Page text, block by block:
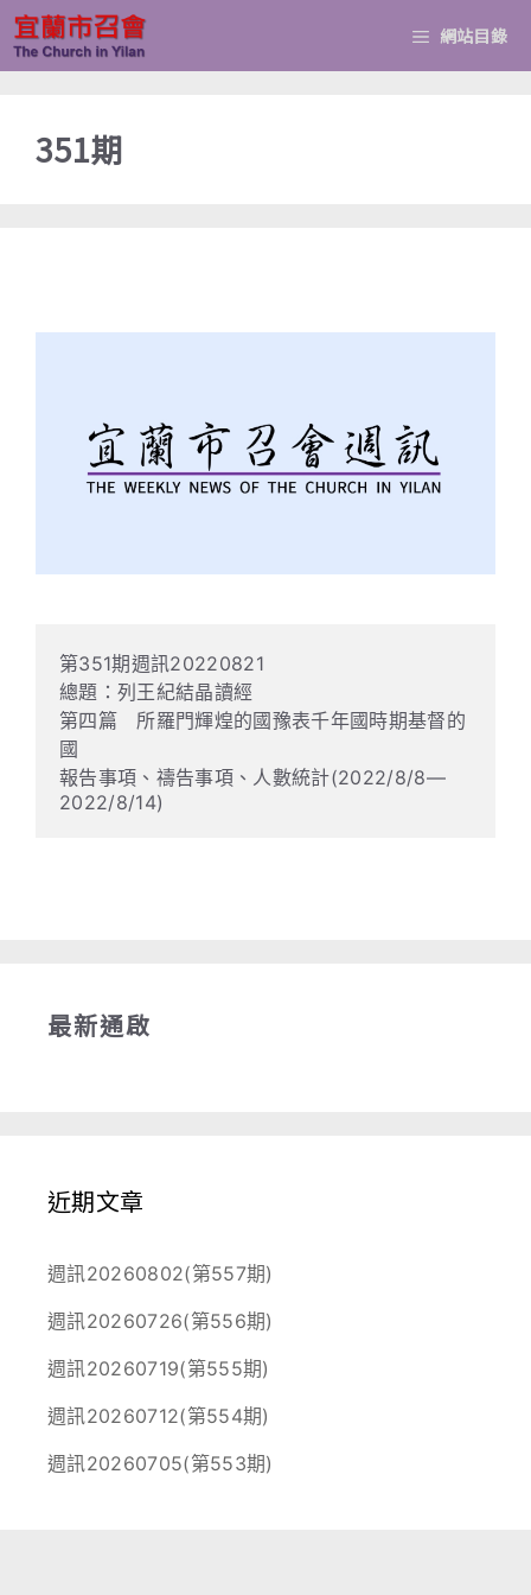
跳
至
網站目錄
351期
第351期週訊20220821
總題：列王紀結晶讀經
第四篇　所羅門輝煌的國豫表千年國時期基督的
國
報告事項、禱告事項、人數統計(2022/8/8—
2022/8/14)
最新通啟
近期文章
週訊20260802(第557期)
週訊20260726(第556期)
週訊20260719(第555期)
週訊20260712(第554期)
週訊20260705(第553期)